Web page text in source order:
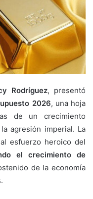
Rodríguez, presentó
2026, una hoja
de un crecimiento
agresión imperial. La
esfuerzo heroico del
el crecimiento de
de la economía